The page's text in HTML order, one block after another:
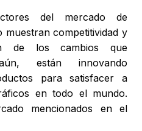
del mercado de
muestran competitividad y
de los cambios que
están innovando
para satisfacer a
en todo el mundo.
mencionados en el